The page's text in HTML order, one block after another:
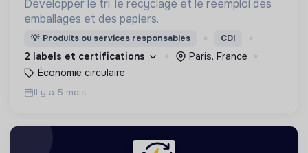
Développer le tri, le recyclage et le réemploi des
emballages et des papiers.
💡 Produits ou services responsables CDI
2 labels et certifications
Paris, France
Économie circulaire
Il y a 5 mois